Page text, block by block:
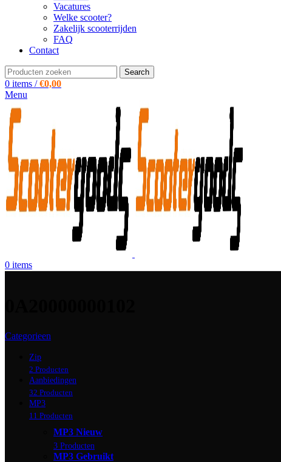
Vacatures
Welke scooter?
Zakelijk scooterrijden
FAQ
Contact
Search
0 items / €0,00
Menu
0 items
Categorieen
Zip
2 Producten
Aanbiedingen
32 Producten
MP3
11 Producten
MP3 Nieuw
3 Producten
MP3 Gebruikt